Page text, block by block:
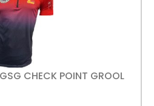
CHECK POINT GROOL